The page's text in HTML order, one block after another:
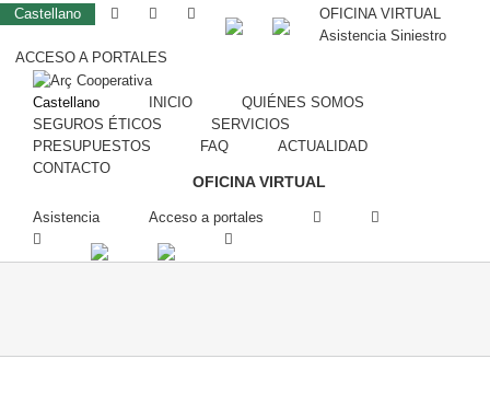
Castellano
OFICINA VIRTUAL
Asistencia Siniestro
ACCESO A PORTALES
Castellano INICIO
QUIÉNES SOMOS
SEGUROS ÉTICOS
SERVICIOS
PRESUPUESTOS
FAQ
ACTUALIDAD
CONTACTO
OFICINA VIRTUAL
Asistencia Acceso a portales